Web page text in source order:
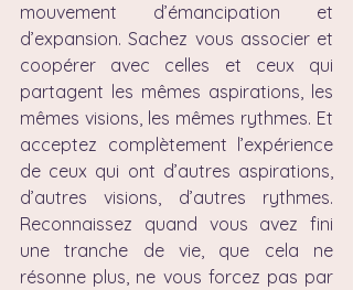
mouvement d’émancipation et
d’expansion. Sachez vous associer et
coopérer avec celles et ceux qui
partagent les mêmes aspirations, les
mêmes visions, les mêmes rythmes. Et
acceptez complètement l’expérience
de ceux qui ont d’autres aspirations,
d’autres visions, d’autres rythmes.
Reconnaissez quand vous avez fini
une tranche de vie, que cela ne
résonne plus, ne vous forcez pas par